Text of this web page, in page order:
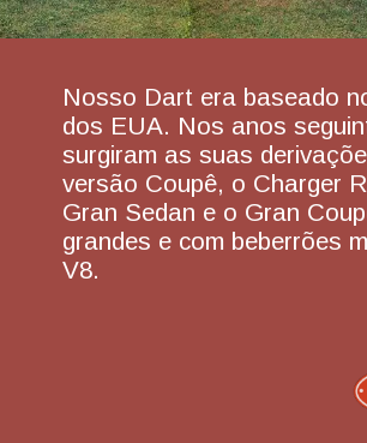
Nosso Dart era baseado
dos EUA. Nos anos
surgiram as suas
versão Coupê, o Charger
Gran Sedan e o Gran
grandes e com beberrões
V8.